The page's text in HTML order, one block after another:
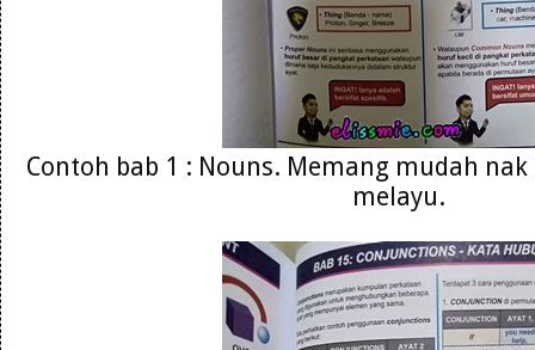
Contoh bab 1 : Nouns. Memang mudah
melayu.